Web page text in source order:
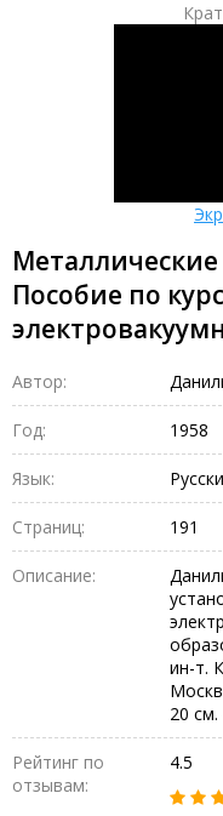
Пособие по
Автор:
Год: 1958
Язык:
Страниц: 191
Описание:
ин-т.
20 см.
Рейтинг по
отзывам:
4.5